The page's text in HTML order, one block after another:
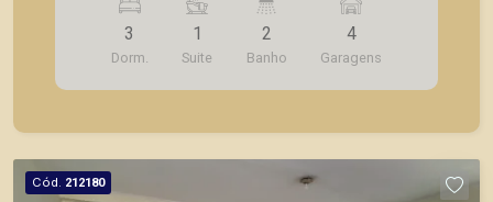
Varanda; - Piscina; - Quarto de despejo; -
Corredor lateral; - Quintal; - 4 vagas de garagem.
A Piramid tem como objetivo atender seus
clientes com agilidade e segurança, em locação,
Preto.
3
Dorm.
1
Suite
2
Banho
4
Garagens
Cód. 212180